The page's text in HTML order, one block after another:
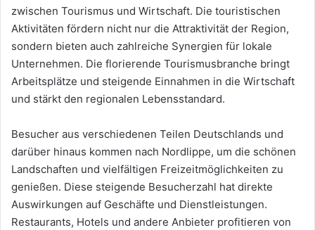
zwischen Tourismus und Wirtschaft. Die touristischen
Aktivitäten fördern nicht nur die Attraktivität der Region,
sondern bieten auch zahlreiche Synergien für lokale
Unternehmen. Die florierende Tourismusbranche bringt
Arbeitsplätze und steigende Einnahmen in die Wirtschaft
und stärkt den regionalen Lebensstandard.
Besucher aus verschiedenen Teilen Deutschlands und
darüber hinaus kommen nach Nordlippe, um die schönen
Landschaften und vielfältigen Freizeitmöglichkeiten zu
genießen. Diese steigende Besucherzahl hat direkte
Auswirkungen auf Geschäfte und Dienstleistungen.
Restaurants, Hotels und andere Anbieter profitieren von